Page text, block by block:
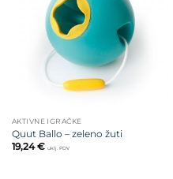
AKTIVNE IGRAČKE
Quut Ballo – zeleno žuti
19,24€ uklj. PDV